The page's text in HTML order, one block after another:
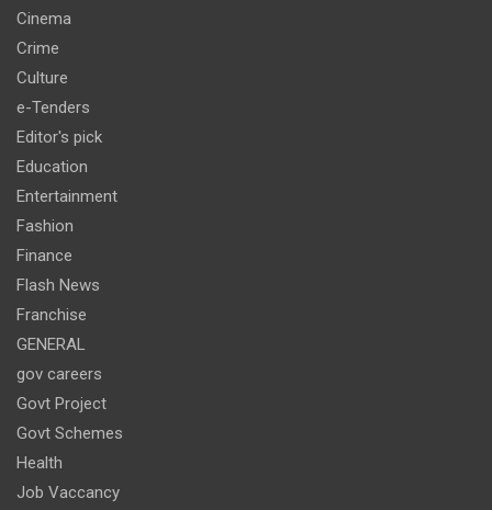
Cinema
Crime
Culture
e-Tenders
Editor's pick
Education
Entertainment
Fashion
Finance
Flash News
Franchise
GENERAL
gov careers
Govt Project
Govt Schemes
Health
Job Vaccancy